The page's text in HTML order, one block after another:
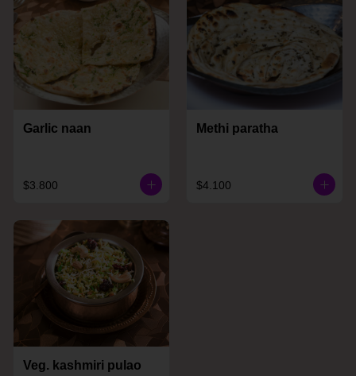
Garlic naan
$3.800
Methi paratha
$4.100
Veg. kashmiri pulao